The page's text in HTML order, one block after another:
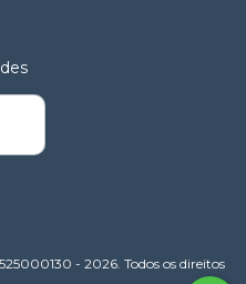
- 2026. Todos os direitos